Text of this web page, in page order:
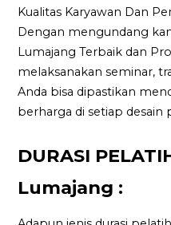
Kualitas Karyawan Dan
Dengan mengundang
Lumajang Terbaik dan
melaksanakan seminar,
Anda bisa dipastikan
berharga di setiap desain
DURASI
Lumajang :